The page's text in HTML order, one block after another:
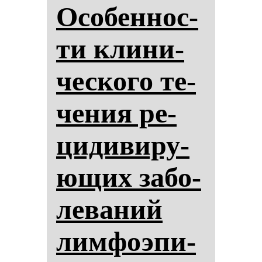
Осо­бен­нос­
ти кли­ни­
чес­ко­го те­
че­ния ре­
ци­ди­ви­ру­
ющих за­бо­
ле­ва­ний
лим­фо­эпи­